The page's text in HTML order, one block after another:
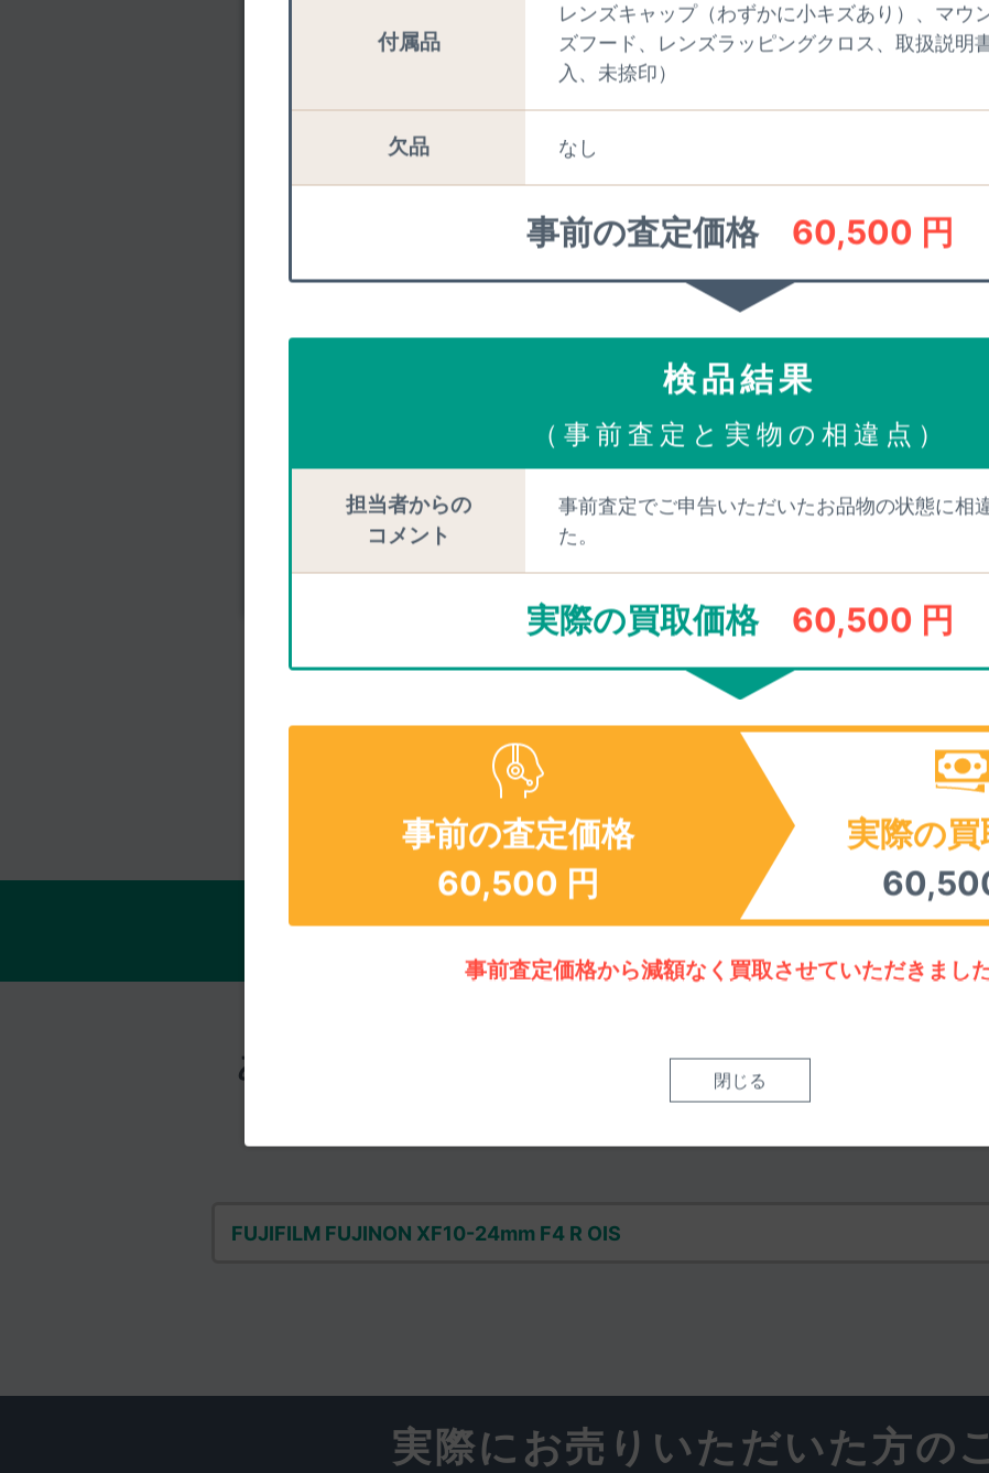
付属品
レンズキャップ（わずかに小キズあり）、マウ
ズフード、レンズラッピングクロス、取扱説明
入、未捺印）
欠品 なし
事前の査定価格 60,500 円
検品結果
（事前査定と実物の相違点）
担当者からの
コメント
事前査定でご申告いただいたお品物の状態に相
た。
実際の買取価格 60,500 円
事前の査定価格
60,500 円
実際の
事前査定価格から減額なく買取させていただきました
閉じる
チェックしておきたいポイン
外観の状態
レンズ内外に「カビ・くもり・キズ・目立つチリ」はないか（強い明かりに
鏡胴のラバー（ゴムグリップ）にベタつきや浮き・剥がれはないか。
タバコなどのにおいが付着していないか。
オートフォーカス時に引っかき音（甲高いキーキー音）、いわゆる「AF鳴き
ズームリングやピントリングがスムーズに回るか。
手ブレ補正が利いているか。
＜FUJIFILM FUJINON XF10-24mm F4 R OIS の参考
1970年01月01日 発売
現在の正確な買取価格を聞
あとからの減額がないよう「状態・付属品・市場
FUJIFILM FUJINON XF10-24mm F4 R OIS
実際にお売りいただいた方の